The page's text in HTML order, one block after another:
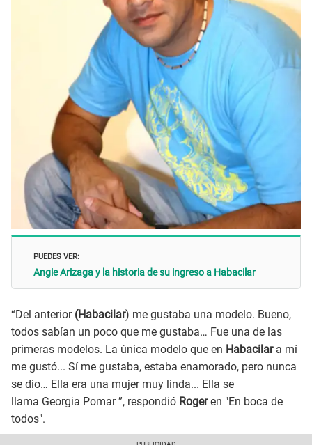
PUEDES VER:
Angie Arizaga y la historia de su ingreso a Habacilar
“Del anterior (Habacilar) me gustaba una modelo. Bueno,
todos sabían un poco que me gustaba… Fue una de las
primeras modelos. La única modelo que en Habacilara mí
me gustó... Sí me gustaba, estaba enamorado, pero nunca
se dio… Ella era una mujer muy linda... Ella se
llama Georgia Pomar ”, respondió Rogeren "En boca de
todos".